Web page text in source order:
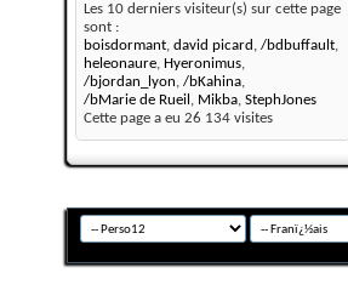
Les 10 derniers visiteur(s) sur cette page
sont :
boisdormant, david picard , /bdbuffault,
heleonaure, Hyeronimus,
/bjordan_lyon, /bKahina,
/bMarie de Rueil , Mikba, StephJones
Cette page a eu 26 134 visites